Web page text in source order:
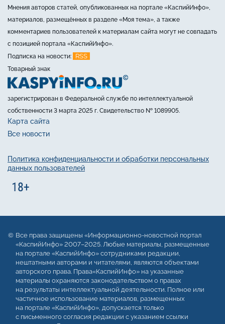
Мнения авторов статей, опубликованных на портале «КаспийИнфо»,
материалов, размещённых в разделе «Моя тема», а также
комментариев пользователей к материалам сайта могут не совпадать
с позицией портала «КаспийИнфо».
Подписка на новости:
RSS
Товарный знак
зарегистрирован в Федеральной службе по интеллектуальной
собственности 3 марта 2025 г. Свидетельство № 1089905.
Карта сайта
Все новости
Политика конфиденциальности и обработки персональных
данных пользователей
Все права защищены «Информационно-новостной портал
«КаспийИнфо» 2007–2025. Любые материалы, размещенные
на портале «КаспийИнфо» сотрудниками редакции,
нештатными авторами и читателями, являются объектами
авторского права. Права«КаспийИнфо» на указанные
материалы охраняются законодательством о правах
на результаты интеллектуальной деятельности. Полное или
частичное использование материалов, размещенных
на портале «КаспийИнфо», допускается только
с письменного согласия редакции с указанием ссылки